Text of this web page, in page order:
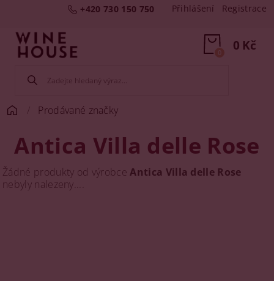
+420 730 150 750 Přihlášení Registrace
0 Kč
0
Prodávané značky
Antica Villa delle Rose
Žádné produkty od výrobceAntica Villa delle Rose
nebyly nalezeny....